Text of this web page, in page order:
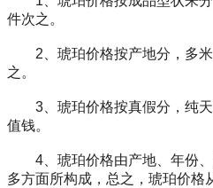
件次之。
2、琥珀价格按产地分，多米
之。
3、琥珀价格按真假分，纯天
值钱。
4、琥珀价格由产地、年份、
多方面所构成，总之，琥珀价格